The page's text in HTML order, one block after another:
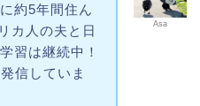
Asa
約5年間住ん
カ人の夫と日
習は継続中！
信していま